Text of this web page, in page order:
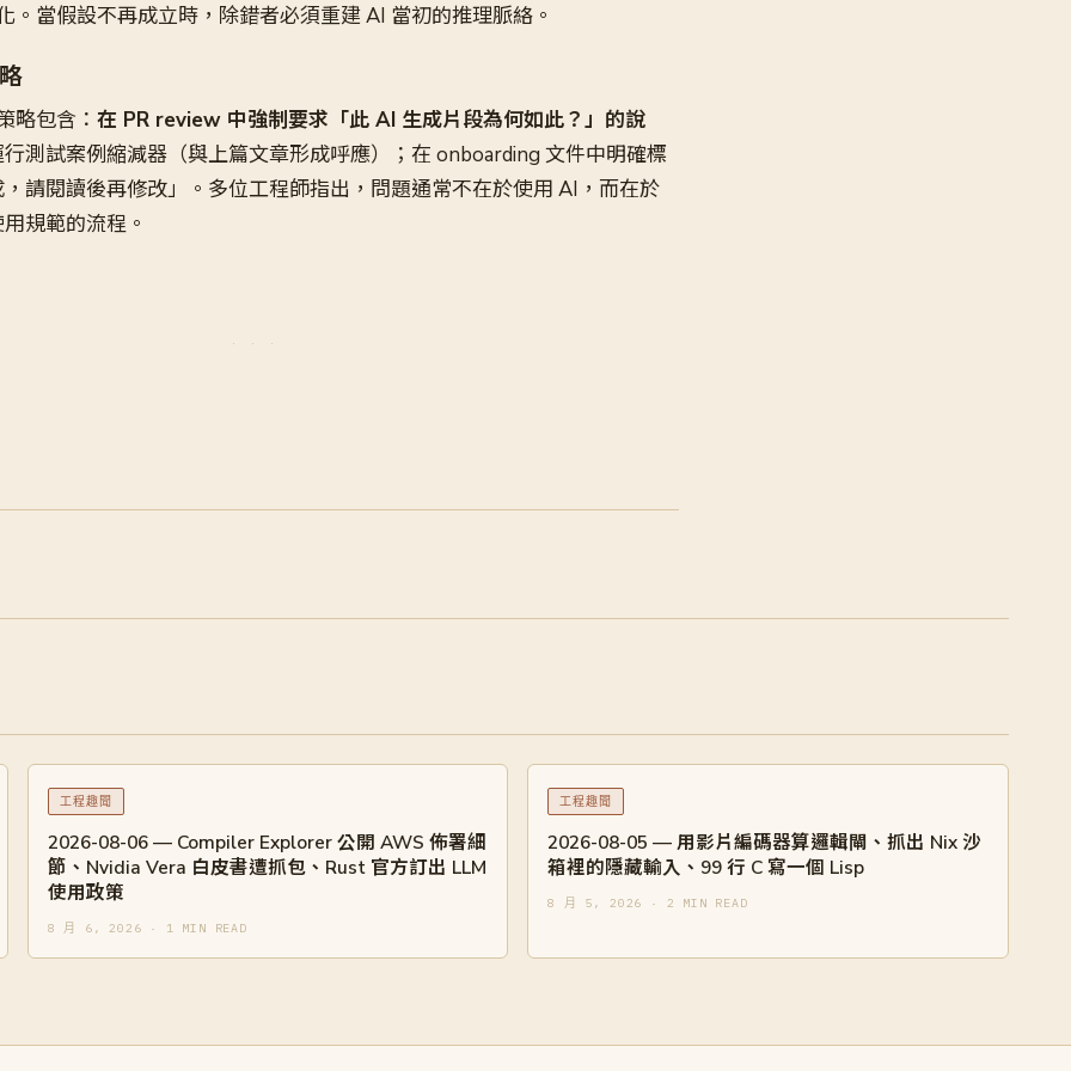
。當假設不再成立時，除錯者必須重建 AI 當初的推理脈絡。
略包含： 在 PR review 中強制要求「此 AI 生成片段為何如此？」的說
測試案例縮減器（與上篇文章形成呼應）；在 onboarding 文件中明確標
請閱讀後再修改」。多位工程師指出，問題通常不在於使用 AI，而在於
規範的流程。
工程趣聞
2026-08-06 — Compiler Explorer 公開 AWS 佈署細
節、Nvidia Vera 白皮書遭抓包、Rust 官方訂出 LLM
使用政策
8 月 6, 2026 · 1 MIN READ
工程趣聞
2026-08-05 — 用影片編碼器算邏輯閘、抓出 Nix 沙
箱裡的隱藏輸入、99 行 C 寫一個 Lisp
8 月 5, 2026 · 2 MIN READ